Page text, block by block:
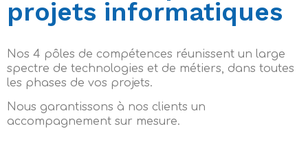
projets informatiques
Nos 4 pôles de compétences réunissent un large
spectre de technologies et de métiers, dans toutes
les phases de vos projets.
Nous garantissons à nos clients un
accompagnement sur mesure.